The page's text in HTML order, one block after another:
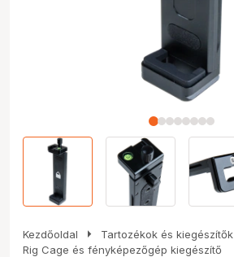
Kezdőoldal arrow_right Tartozékok és kiegészítők
Rig Cage és fényképezőgép kiegészítő